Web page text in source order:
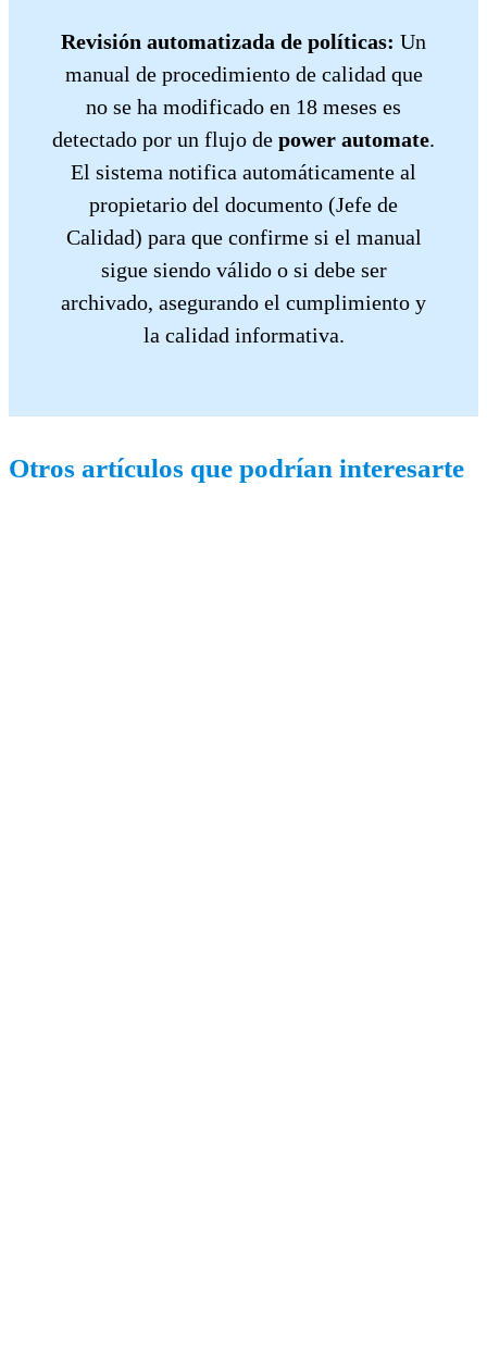
Revisión automatizada de políticas: Un
manual de procedimiento de calidad que
no se ha modificado en 18 meses es
detectado por un flujo de power automate.
El sistema notifica automáticamente al
propietario del documento (Jefe de
Calidad) para que confirme si el manual
sigue siendo válido o si debe ser
archivado, asegurando el cumplimiento y
la calidad informativa.
Otros artículos que podrían interesarte